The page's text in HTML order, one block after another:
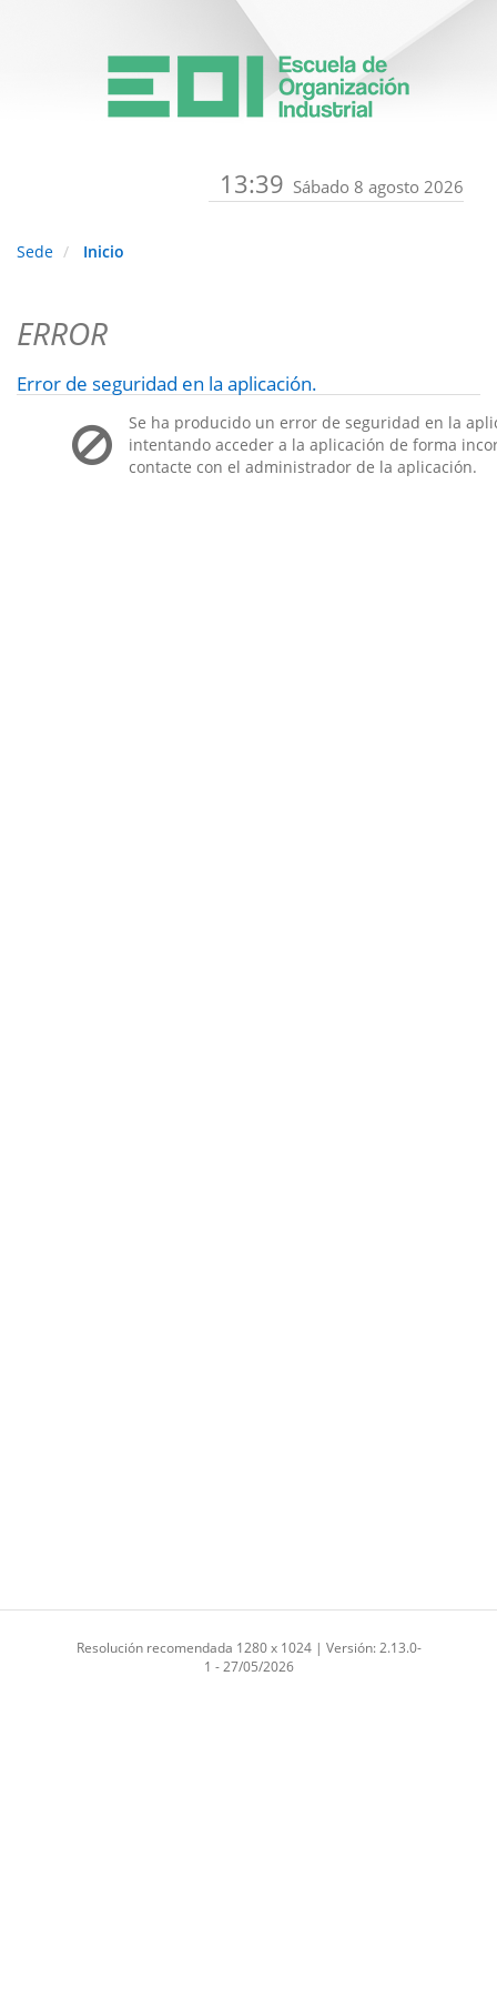
13:39 Sábado 8 agosto 2026
Sede Inicio
ERROR
Error de seguridad en la aplicación.
Se ha producido un error de seguridad en la
intentando acceder a la aplicación de forma
contacte con el administrador de la aplicación.
Resolución recomendada 1280 x 1024 | Versión: 2.13.0-
1 - 27/05/2026